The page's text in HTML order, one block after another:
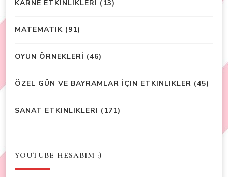
KARNE ETKINLIKLERI (13)
MATEMATIK (91)
OYUN ÖRNEKLERİ (46)
ÖZEL GÜN VE BAYRAMLAR İÇIN ETKINLIKLER (45)
SANAT ETKINLIKLERI (171)
YOUTUBE HESABIM :)